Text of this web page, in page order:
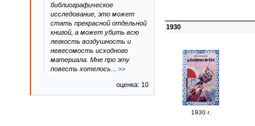
1930
1930 г.
библиографическое
исследование, это может
стать прекрасной отдельной
книгой, а может убить всю
легкость воздушность и
невесомость исходного
материала. Мне про эту
повесть хотелось
>>
оценка: 10